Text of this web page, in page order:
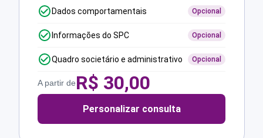
Dados comportamentais Opcional
Informações do SPC Opcional
Quadro societário e administrativo Opcional
A partir deR$ 30,00
Personalizar consulta